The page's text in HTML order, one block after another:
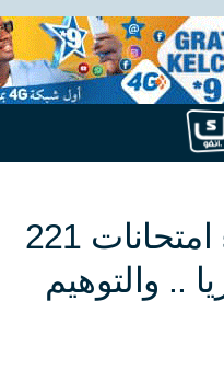
وزارة التربية : إلغاء امتحانات 221
.. والتوهيم